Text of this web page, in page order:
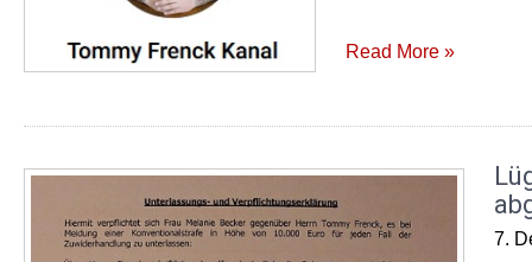
Read More »
7.